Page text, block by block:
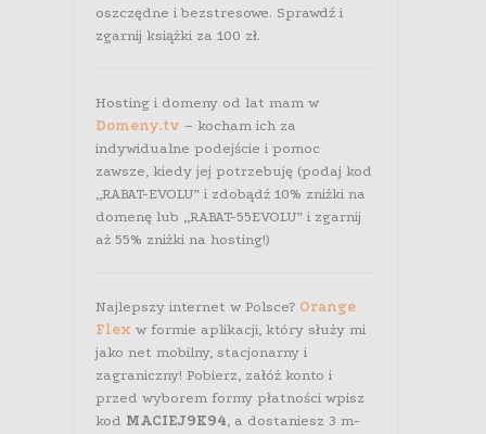
oszczędne i bezstresowe. Sprawdź i
zgarnij książki za 100 zł.
Hosting i domeny od lat mam w
Domeny.tv – kocham ich za
indywidualne podejście i pomoc
zawsze, kiedy jej potrzebuję (podaj kod
„RABAT-EVOLU” i zdobądź 10% zniżki na
domenę lub „RABAT-55EVOLU” i zgarnij
aż 55% zniżki na hosting!)
Najlepszy internet w Polsce? Orange
Flex w formie aplikacji, który służy mi
jako net mobilny, stacjonarny i
zagraniczny! Pobierz, załóż konto i
przed wyborem formy płatności wpisz
kod MACIEJ9K94, a dostaniesz 3 m-